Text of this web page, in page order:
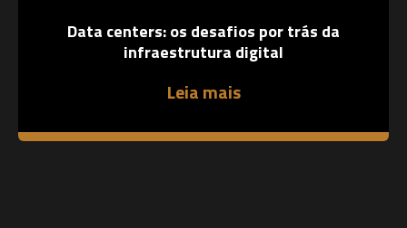
Data centers: os desafios por trás da
infraestrutura digital
Leia mais